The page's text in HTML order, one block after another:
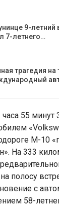
9-летний
7-летнего…
трагедия на
часа 55 минут
М-10
На 333
полосу
с
58-